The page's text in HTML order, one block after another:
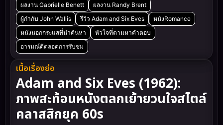
ผลงาน Gabrielle Benett
ผลงาน Randy Brent
ผู้กำกับ John Wallis
รีวิว Adam and Six Eves
หนังRomance
หนังนอกกระแสที่น่าค้นหา
หัวใจที่ตามหาคำตอบ
อารมณ์ดีตลอดการรับชม
เนื้อเรื่องย่อ
Adam and Six Eves (1962):
ภาพสะท้อนหนังตลกเย้ายวนใจสไตล์
คลาสสิกยุค 60s